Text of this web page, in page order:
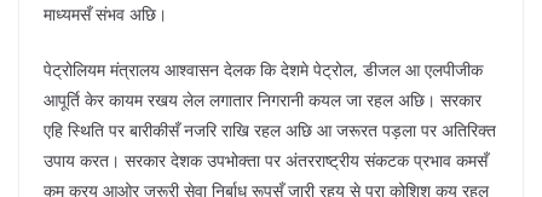
माध्यमसँ संभव अछि।
पेट्रोलियम मंत्रालय आश्वासन देलक कि देशमे पेट्रोल, डीजल आ एलपीजीक
आपूर्ति केर कायम रखय लेल लगातार निगरानी कयल जा रहल अछि। सरकार
एहि स्थिति पर बारीकीसँ नजरि राखि रहल अछि आ जरूरत पड़ला पर अतिरिक्त
उपाय करत। सरकार देशक उपभोक्ता पर अंतरराष्ट्रीय संकटक प्रभाव कमसँ
कम करय आओर जरूरी सेवा निर्बाध रूपसँ जारी रहय से पूरा कोशिश कय रहल